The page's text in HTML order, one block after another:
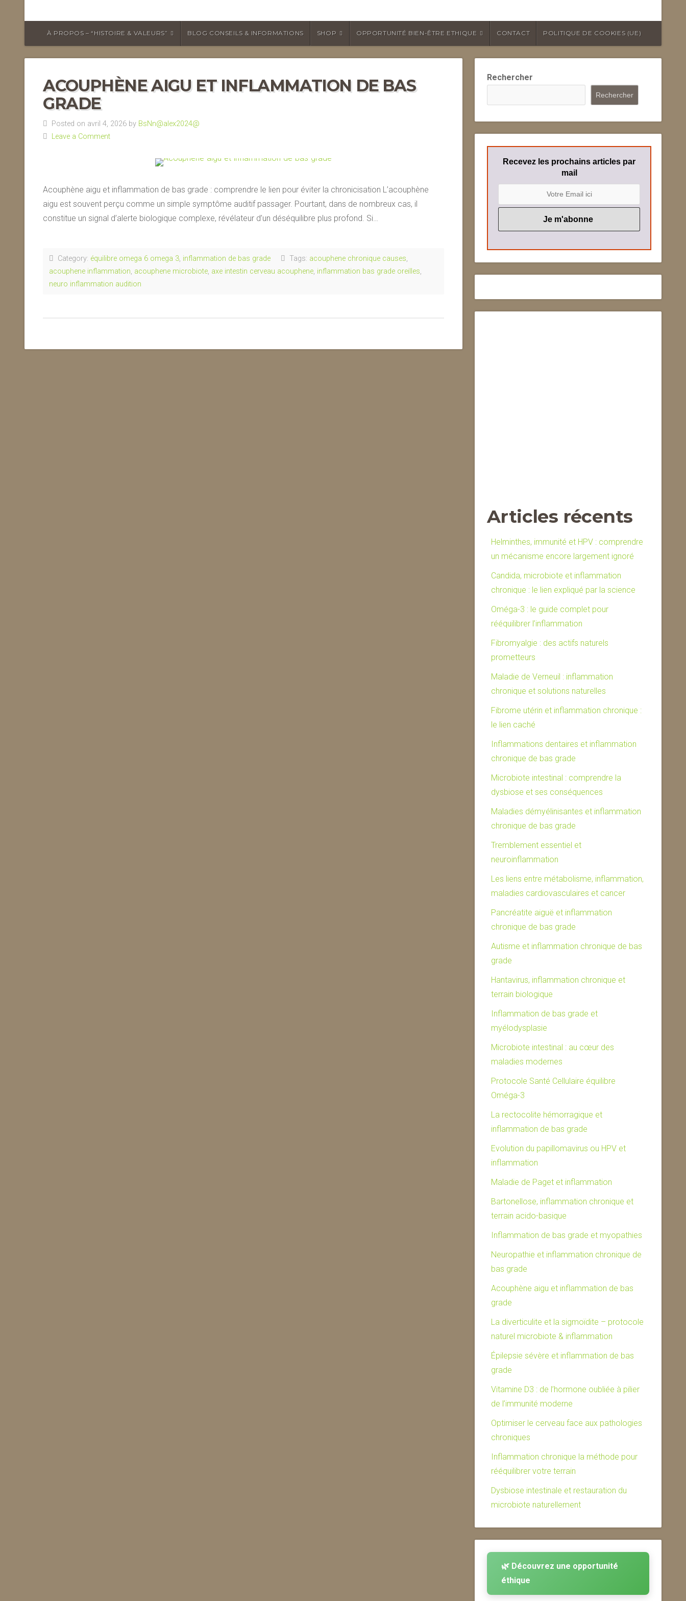
À PROPOS – “HISTOIRE & VALEURS” BLOG CONSEILS & INFORMATIONS SHOP OPPORTUNITÉ BIEN-ÊTRE ETHIQUE CONTACT POLITIQUE DE COOKIES (UE)
ACOUPHÈNE AIGU ET INFLAMMATION DE BAS
GRADE
Posted on avril 4, 2026 by BsNn@alex2024@
Leave a Comment
Acouphène aigu et inflammation de bas grade : comprendre le lien pour éviter la chronicisation L’acouphène
aigu est souvent perçu comme un simple symptôme auditif passager. Pourtant, dans de nombreux cas, il
constitue un signal d’alerte biologique complexe, révélateur d’un déséquilibre plus profond. Si…
Category: équilibre omega 6 omega 3, inflammation de bas grade Tags: acouphene chronique causes,
acouphene inflammation, acouphene microbiote, axe intestin cerveau acouphene, inflammation bas grade oreilles,
neuro inflammation audition
Rechercher
Rechercher
Recevez les prochains articles par
mail
Articles récents
Helminthes, immunité et HPV : comprendre
un mécanisme encore largement ignoré
Candida, microbiote et inflammation
chronique : le lien expliqué par la science
Oméga-3 : le guide complet pour
rééquilibrer l’inflammation
Fibromyalgie : des actifs naturels
prometteurs
Maladie de Verneuil : inflammation
chronique et solutions naturelles
Fibrome utérin et inflammation chronique :
le lien caché
Inflammations dentaires et inflammation
chronique de bas grade
Microbiote intestinal : comprendre la
dysbiose et ses conséquences
Maladies démyélinisantes et inflammation
chronique de bas grade
Tremblement essentiel et
neuroinflammation
Les liens entre métabolisme, inflammation,
maladies cardiovasculaires et cancer
Pancréatite aiguë et inflammation
chronique de bas grade
Autisme et inflammation chronique de bas
grade
Hantavirus, inflammation chronique et
terrain biologique
Inflammation de bas grade et
myélodysplasie
Microbiote intestinal : au cœur des
maladies modernes
Protocole Santé Cellulaire équilibre
Oméga-3
La rectocolite hémorragique et
inflammation de bas grade
Evolution du papillomavirus ou HPV et
inflammation
Maladie de Paget et inflammation
Bartonellose, inflammation chronique et
terrain acido-basique
Inflammation de bas grade et myopathies
Neuropathie et inflammation chronique de
bas grade
Acouphène aigu et inflammation de bas
grade
La diverticulite et la sigmoïdite – protocole
naturel microbiote & inflammation
Épilepsie sévère et inflammation de bas
grade
Vitamine D3 : de l’hormone oubliée à pilier
de l’immunité moderne
Optimiser le cerveau face aux pathologies
chroniques
Inflammation chronique la méthode pour
rééquilibrer votre terrain
Dysbiose intestinale et restauration du
microbiote naturellement
🌿 Découvrez une opportunité
éthique